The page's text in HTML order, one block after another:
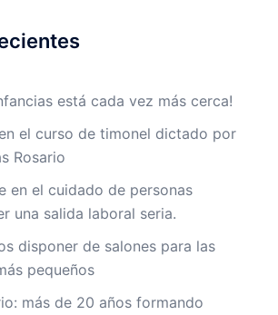
está cada vez más cerca!
el curso de timonel dictado por
Rosario
en el cuidado de personas
una salida laboral seria.
disponer de salones para las
pequeños
más de 20 años formando